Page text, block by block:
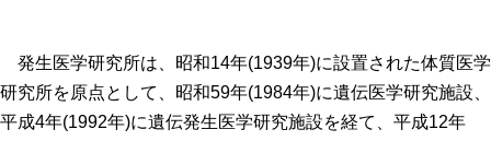
発生医学研究所は、昭和14年(1939年)に設置された体質医学
研究所を原点として、昭和59年(1984年)に遺伝医学研究施設、
平成4年(1992年)に遺伝発生医学研究施設を経て、平成12年